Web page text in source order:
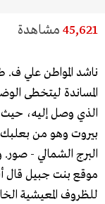
45,621 مشاهدة
ناشد المواطن علي ف.
المساندة ليتخطى
الذي وصل إليه،
بيروت وهو من
البرج الشمالي -
موقع بنت جبيل قال
للظروف المعيشية